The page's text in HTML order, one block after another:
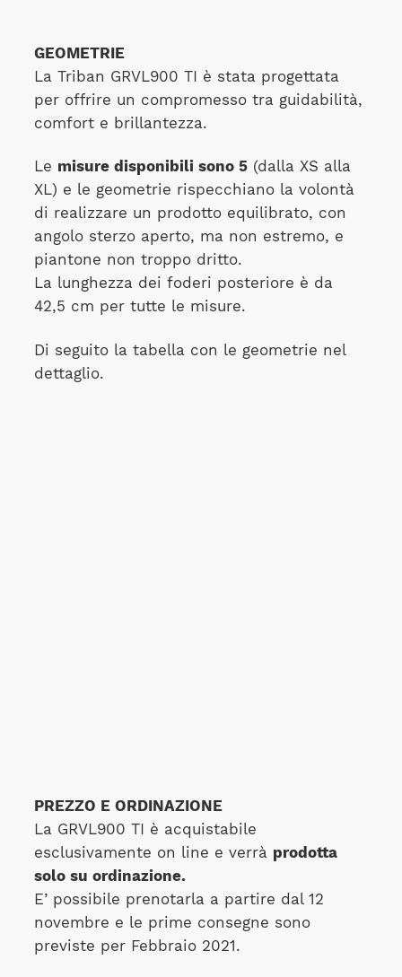
GEOMETRIE
La Triban GRVL900 TI è stata progettata
per offrire un compromesso tra guidabilità,
comfort e brillantezza.
Le misure disponibili sono 5(dalla XS alla
XL) e le geometrie rispecchiano la volontà
di realizzare un prodotto equilibrato, con
angolo sterzo aperto, ma non estremo, e
piantone non troppo dritto.
La lunghezza dei foderi posteriore è da
42,5 cm per tutte le misure.
Di seguito la tabella con le geometrie nel
dettaglio.
PREZZO E ORDINAZIONE
La GRVL900 TI è acquistabile
esclusivamente on line e verrà prodotta
solo su ordinazione.
E’ possibile prenotarla a partire dal 12
novembre e le prime consegne sono
previste per Febbraio 2021.